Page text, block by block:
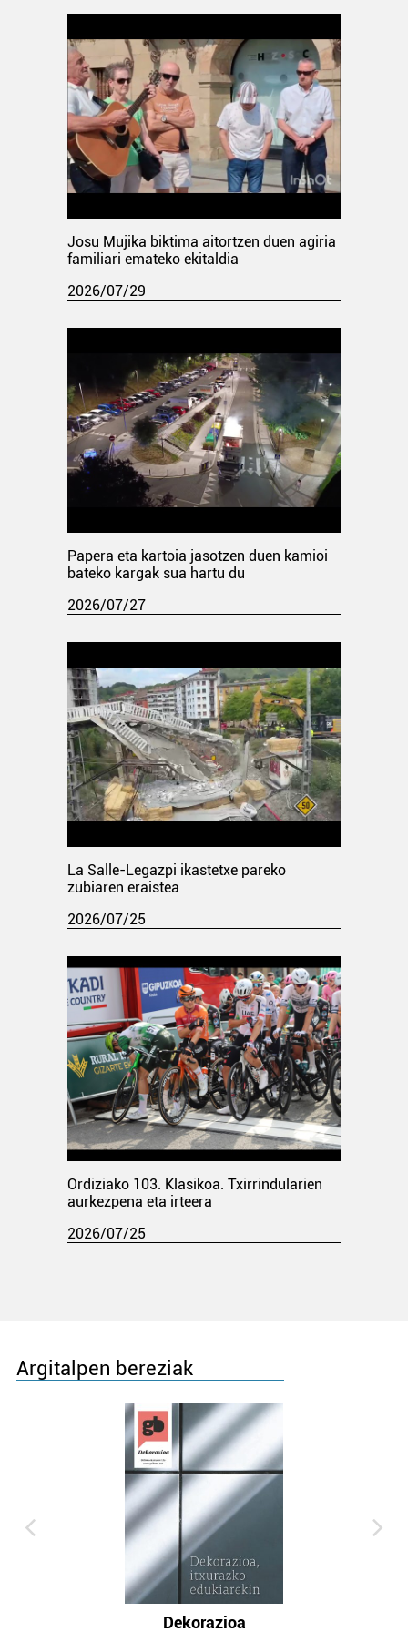
Josu Mujika biktima aitortzen duen agiria
familiari emateko ekitaldia
2026/07/29
Papera eta kartoia jasotzen duen kamioi
bateko kargak sua hartu du
2026/07/27
La Salle-Legazpi ikastetxe pareko
zubiaren eraistea
2026/07/25
Ordiziako 103. Klasikoa. Txirrindularien
aurkezpena eta irteera
2026/07/25
Argitalpen bereziak
Dekorazioa